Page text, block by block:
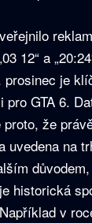
12“ a
je
pro GTA 6.
že
uvedena na
historická
v